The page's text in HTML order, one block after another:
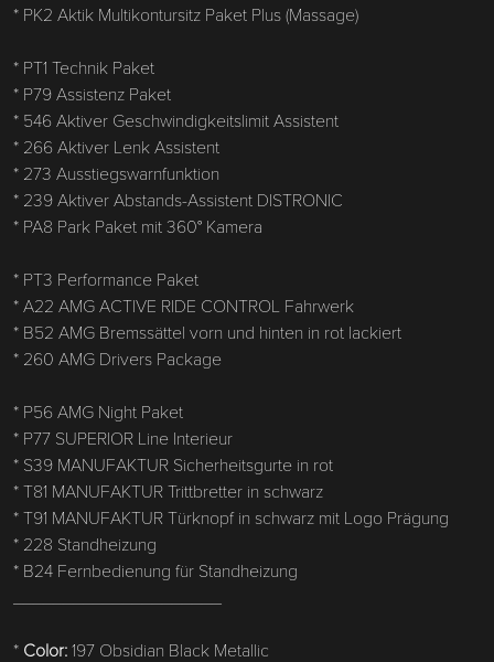
* PK2 Aktik Multikontursitz Paket Plus (Massage)
* PT1 Technik Paket
* P79 Assistenz Paket
* 546 Aktiver Geschwindigkeitslimit Assistent
* 266 Aktiver Lenk Assistent
* 273 Ausstiegswarnfunktion
* 239 Aktiver Abstands-Assistent DISTRONIC
* PA8 Park Paket mit 360° Kamera
* PT3 Performance Paket
* A22 AMG ACTIVE RIDE CONTROL Fahrwerk
* B52 AMG Bremssättel vorn und hinten in rot lackiert
* 260 AMG Drivers Package
* P56 AMG Night Paket
* P77 SUPERIOR Line Interieur
* S39 MANUFAKTUR Sicherheitsgurte in rot
* T81 MANUFAKTUR Trittbretter in schwarz
* T91 MANUFAKTUR Türknopf in schwarz mit Logo Prägung
* 228 Standheizung
* B24 Fernbedienung für Standheizung
* Color:197 Obsidian Black Metallic